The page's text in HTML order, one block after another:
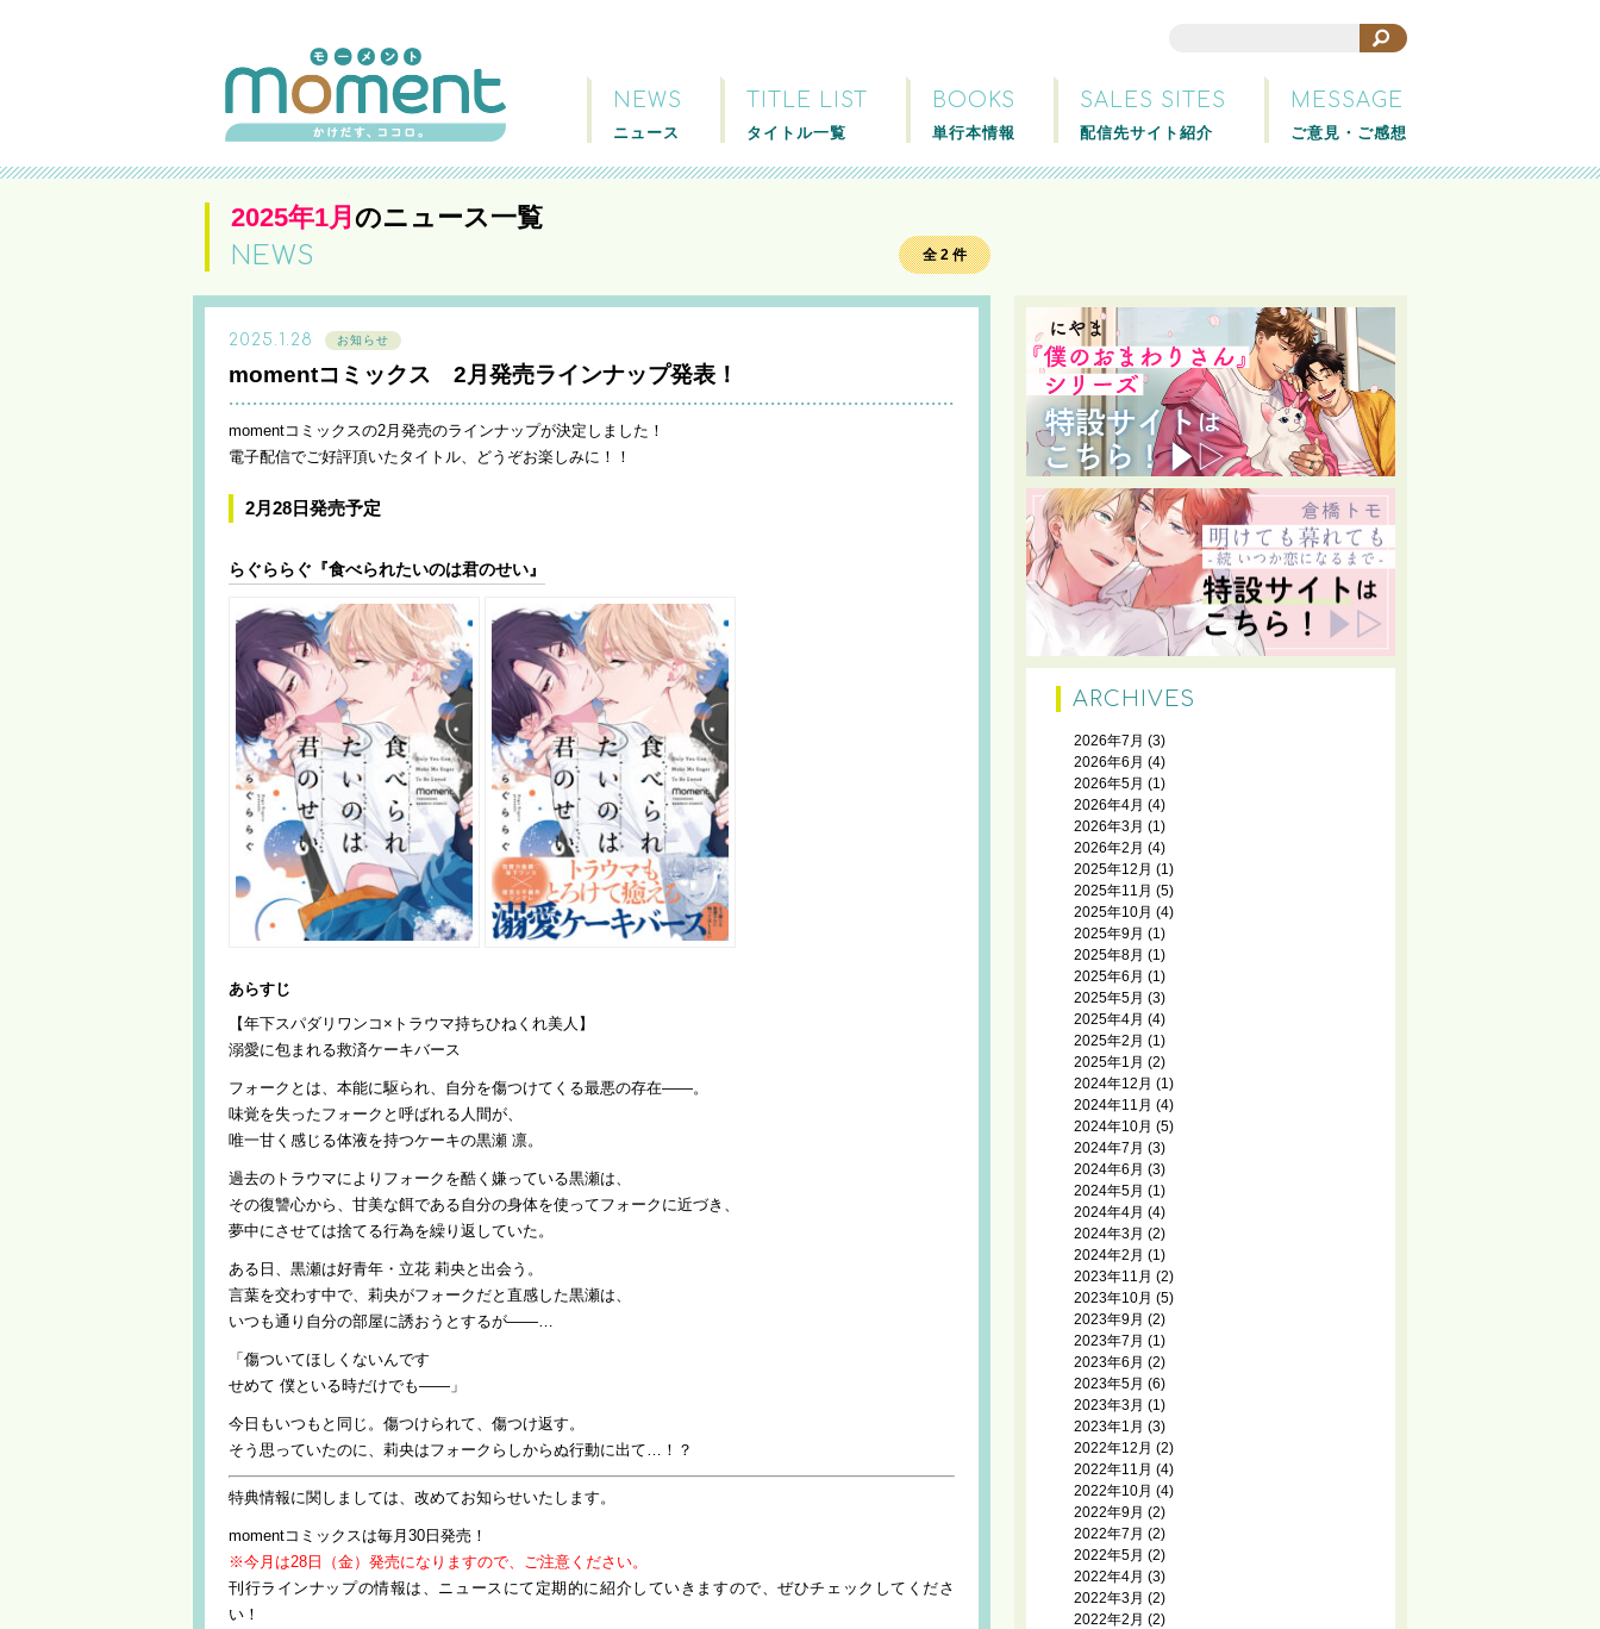
NEWS
ニュース
TITLE LIST
タイトル一覧
BOOKS
単行本情報
SALES SITES
配信先サイト紹介
MESSAGE
ご意見・ご感想
2025年1月 のニュース一覧
NEWS 全 2 件
2025.1.28 お知らせ
momentコミックス 2月発売ラインナップ発表！
momentコミックスの2月発売のラインナップが決定しました！
電子配信でご好評頂いたタイトル、どうぞお楽しみに！！
2月28日発売予定
らぐららぐ『食べられたいのは君のせい』
あらすじ
【年下スパダリワンコ×トラウマ持ちひねくれ美人】
溺愛に包まれる救済ケーキバース
フォークとは、本能に駆られ、自分を傷つけてくる最悪の存在――。
味覚を失ったフォークと呼ばれる人間が、
唯一甘く感じる体液を持つケーキの黒瀬 凛。
過去のトラウマによりフォークを酷く嫌っている黒瀬は、
その復讐心から、甘美な餌である自分の身体を使ってフォークに近づき、
夢中にさせては捨てる行為を繰り返していた。
ある日、黒瀬は好青年・立花 莉央と出会う。
言葉を交わす中で、莉央がフォークだと直感した黒瀬は、
いつも通り自分の部屋に誘おうとするが――…
「傷ついてほしくないんです
せめて 僕といる時だけでも――」
今日もいつもと同じ。傷つけられて、傷つけ返す。
そう思っていたのに、莉央はフォークらしからぬ行動に出て…！？
特典情報に関しましては、改めてお知らせいたします。
momentコミックスは毎月30日発売！
※今月は28日（金）発売になりますので、ご注意ください。
刊行ラインナップの情報は、ニュースにて定期的に紹介していきますので、ぜひチェックしてくださ
い！
ARCHIVES
2026年7月 (3)
2026年6月 (4)
2026年5月 (1)
2026年4月 (4)
2026年3月 (1)
2026年2月 (4)
2025年12月 (1)
2025年11月 (5)
2025年10月 (4)
2025年9月 (1)
2025年8月 (1)
2025年6月 (1)
2025年5月 (3)
2025年4月 (4)
2025年2月 (1)
2025年1月 (2)
2024年12月 (1)
2024年11月 (4)
2024年10月 (5)
2024年7月 (3)
2024年6月 (3)
2024年5月 (1)
2024年4月 (4)
2024年3月 (2)
2024年2月 (1)
2023年11月 (2)
2023年10月 (5)
2023年9月 (2)
2023年7月 (1)
2023年6月 (2)
2023年5月 (6)
2023年3月 (1)
2023年1月 (3)
2022年12月 (2)
2022年11月 (4)
2022年10月 (4)
2022年9月 (2)
2022年7月 (2)
2022年5月 (2)
2022年4月 (3)
2022年3月 (2)
2022年2月 (2)